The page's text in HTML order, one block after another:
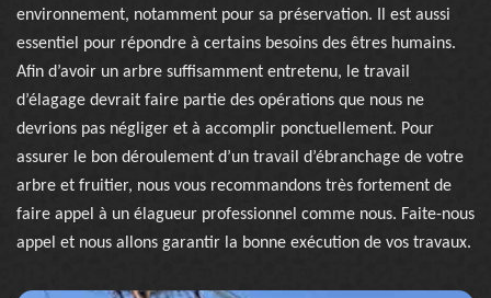
environnement, notamment pour sa préservation. Il est aussi
essentiel pour répondre à certains besoins des êtres humains.
Afin d’avoir un arbre suffisamment entretenu, le travail
d’élagage devrait faire partie des opérations que nous ne
devrions pas négliger et à accomplir ponctuellement. Pour
assurer le bon déroulement d’un travail d’ébranchage de votre
arbre et fruitier, nous vous recommandons très fortement de
faire appel à un élagueur professionnel comme nous. Faite-nous
appel et nous allons garantir la bonne exécution de vos travaux.